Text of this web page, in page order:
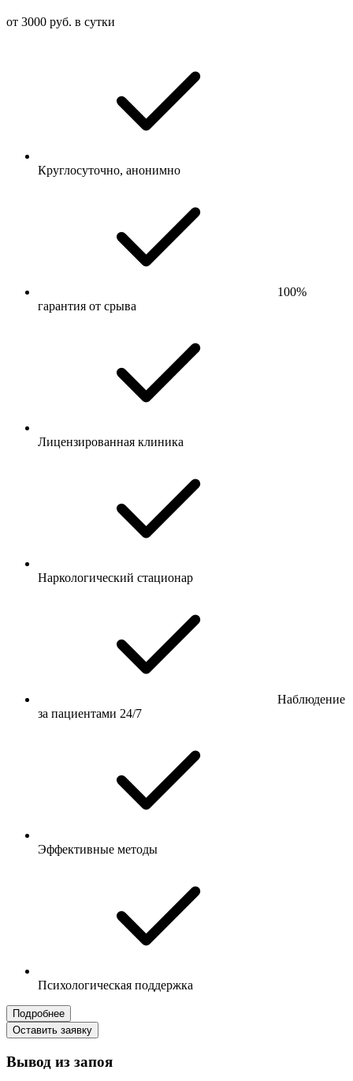
от 3000 руб. в сутки
Круглосуточно, анонимно
100%
гарантия от срыва
Лицензированная клиника
Наркологический стационар
Наблюдение
за пациентами 24/7
Эффективные методы
Психологическая поддержка
Подробнее
Оставить заявку
Вывод из запоя